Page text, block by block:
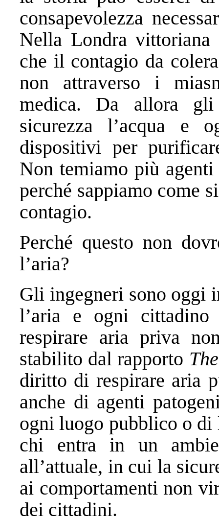
consapevolezza
Nella Londra
che il contagio da
non attraverso i
medica. Da allora
sicurezza l’acqua e
dispositivi per
Non temiamo più agenti
perché sappiamo come
contagio.
Perché questo non
l’aria?
Gli ingegneri sono oggi
l’aria e ogni
respirare aria priva
stabilito dal rapporto
diritto di respirare aria
anche di agenti
ogni luogo pubblico o di
chi entra in un
all’attuale, in cui la
ai comportamenti non
dei cittadini.